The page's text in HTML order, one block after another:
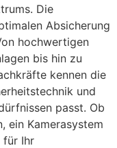
Die
Absicherung
hochwertigen
bis hin zu
kennen die
und
passt. Ob
ein Kamerasystem
für Ihr